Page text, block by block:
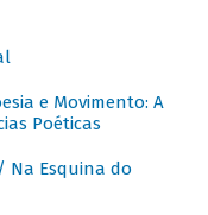
e Movimento: A
Poéticas
/ Na Esquina do